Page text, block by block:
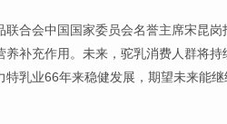
合会中国国家委员会名誉主席宋昆岗
补充作用。未来，驼乳消费人群将
乳业66年来稳健发展，期望未来能